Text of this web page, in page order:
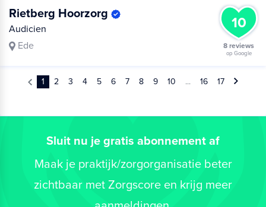
Rietberg Hoorzorg
Audicien
Ede
10
8 reviews
op Google
1 2 3 4 5 6 7 8 9 10 ... 16 17
Sluit nu je gratis abonnement af
Maak je praktijk/zorgorganisatie beter
zichtbaar met Zorgscore en krijg meer